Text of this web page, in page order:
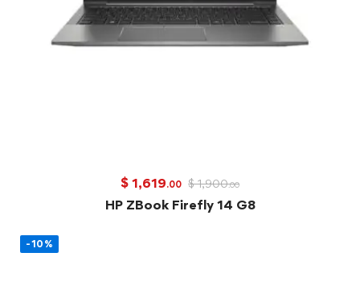
$ 1,619.00 $1,900.00
HP ZBook Firefly 14 G8
-10%